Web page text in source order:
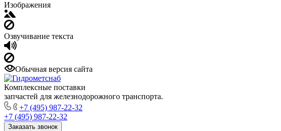
Изображения
Озвучивание текста
Обычная версия сайта
Комплексные поставки
запчастей для железнодорожного транспорта.
+7 (495) 987-22-32
+7 (495) 987-22-32
Заказать звонок